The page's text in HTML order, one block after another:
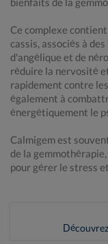
Ce complexe
cassis, associés à
d'angélique et de
réduire la nervosité
rapidement contre
également à
énergétiquement le
Calmigem est
de la
pour gérer le stress